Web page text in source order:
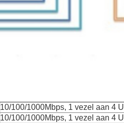
10/100/1000Mbps, 1 vezel aan 4
10/100/1000Mbps, 1 vezel aan 4